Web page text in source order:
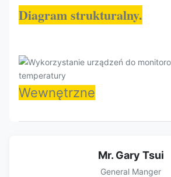
Diagram strukturalny.
Wewnętrzne
Mr. Gary Tsui
General Manger